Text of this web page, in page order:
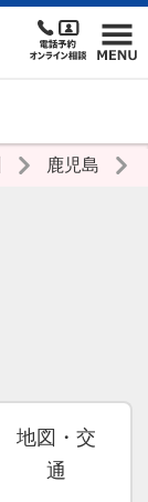
鹿児島
地図・交
通